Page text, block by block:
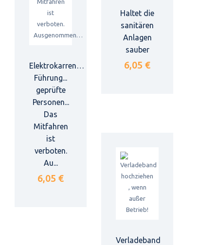
Elektrokarren…
Führung...
geprüfte
Personen...
Das
Mitfahren
ist
verboten.
Au...
6,05 €
Haltet die
sanitären
Anlagen
sauber
6,05 €
Verladeband